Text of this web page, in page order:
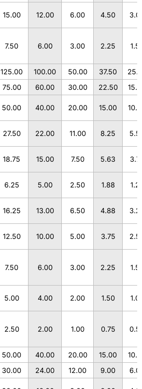
15.00 12.00 6.00 4.50
7.50 6.00 3.00 2.25
125.00 100.00 50.00 37.50
75.00 60.00 30.00 22.50
50.00 40.00 20.00 15.00
27.50 22.00 11.00 8.25
18.75 15.00 7.50 5.63
6.25 5.00 2.50 1.88
16.25 13.00 6.50 4.88
12.50 10.00 5.00 3.75
7.50 6.00 3.00 2.25
5.00 4.00 2.00 1.50
2.50 2.00 1.00 0.75
50.00 40.00 20.00 15.00
30.00 24.00 12.00 9.00